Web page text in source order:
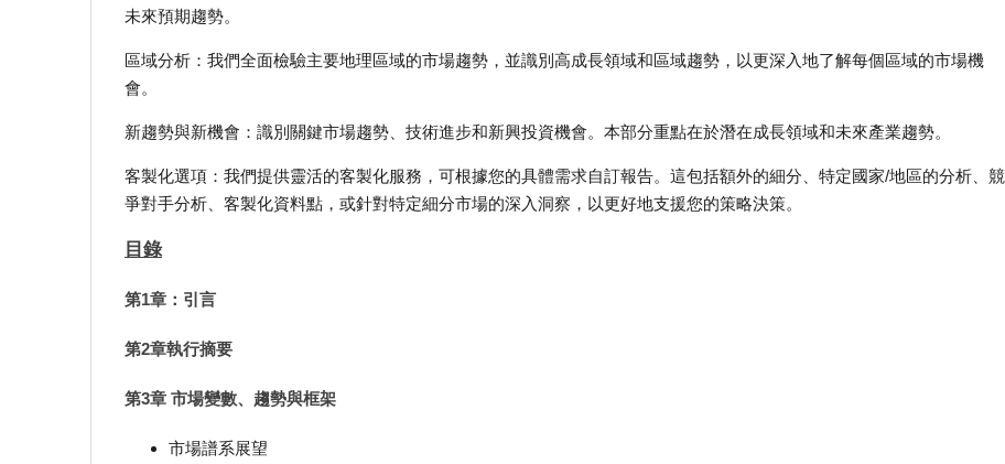
未來預期趨勢。
區域分析：我們全面檢驗主要地理區域的市場趨勢，並識別高成長領域和區域趨勢，以更深入地了解每個區域的市場機
會。
新趨勢與新機會：識別關鍵市場趨勢、技術進步和新興投資機會。本部分重點在於潛在成長領域和未來產業趨勢。
客製化選項：我們提供靈活的客製化服務，可根據您的具體需求自訂報告。這包括額外的細分、特定國家/地區的分析、競
爭對手分析、客製化資料點，或針對特定細分市場的深入洞察，以更好地支援您的策略決策。
目錄
第1章：引言
第2章執行摘要
第3章 市場變數、趨勢與框架
市場譜系展望